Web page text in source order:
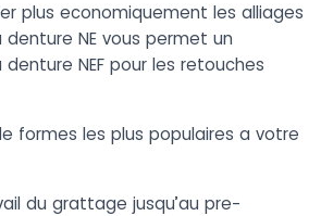
plus economiquement les alliages
denture NE vous permet un
NEF pour les retouches
formes les plus populaires a votre
du grattage jusqu’au pre-